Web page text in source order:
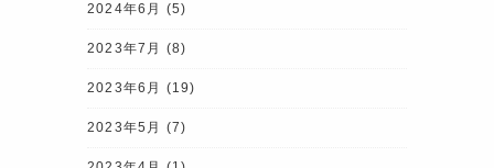
2024年6月 (5)
2023年7月 (8)
2023年6月 (19)
2023年5月 (7)